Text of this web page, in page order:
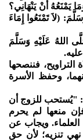
يَمْنَعُهُ أَنْ يَنْهَانِي؟
(لاَ تَمْنَعُوا إِمَاءَ
اللهُ عَلَيْهِ وَسَلَّمَ
فننصحها
وحفظ الأسرة
"يُستحب للزوج أن
منعها لم يحرم
العلماء. ويجاب عن
نهي تنزيه؛ لأن حق